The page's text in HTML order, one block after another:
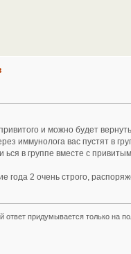
и можно будет
иммунолога вас пустят в
в группе вместе с
года 2 очень строго,
придумывается только на